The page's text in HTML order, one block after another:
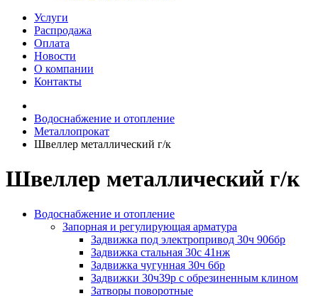
Услуги
Распродажа
Оплата
Новости
О компании
Контакты
Водоснабжение и отопление
Металлопрокат
Швеллер металлический г/к
Швеллер металлический г/к
Водоснабжение и отопление
Запорная и регулирующая арматура
Задвижка под электропривод 30ч 906бр
Задвижка стальная 30с 41нж
Задвижка чугунная 30ч 6бр
Задвижки 30ч39р с обрезиненным клином
Затворы поворотные